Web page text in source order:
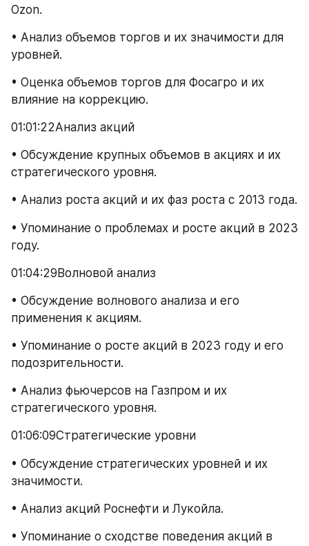
Ozon.
• Анализ объемов торгов и их значимости для
уровней.
• Оценка объемов торгов для Фосагро и их
влияние на коррекцию.
01:01:22Анализ акций
• Обсуждение крупных объемов в акциях и их
стратегического уровня.
• Анализ роста акций и их фаз роста с 2013 года.
• Упоминание о проблемах и росте акций в 2023
году.
01:04:29Волновой анализ
• Обсуждение волнового анализа и его
применения к акциям.
• Упоминание о росте акций в 2023 году и его
подозрительности.
• Анализ фьючерсов на Газпром и их
стратегического уровня.
01:06:09Стратегические уровни
• Обсуждение стратегических уровней и их
значимости.
• Анализ акций Роснефти и Лукойла.
• Упоминание о сходстве поведения акций в